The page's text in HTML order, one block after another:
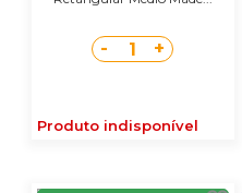
- 1 +
Produto indisponível